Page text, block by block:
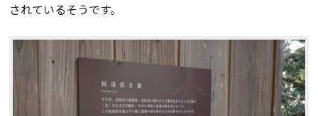
されているそうです。